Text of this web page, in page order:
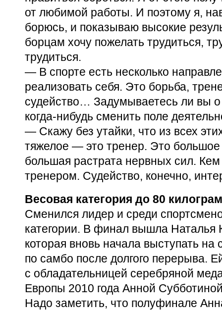
от любимой работы. И поэтому я,
борюсь, и показываю высокие
борцам хочу пожелать трудиться,
трудиться.
— В спорте есть несколько
реализовать себя. Это борьба,
судейство… Задумываетесь ли вы
когда-нибудь сменить поле
— Скажу без утайки, что из всех
тяжелое — это тренер. Это
большая растрата нервных сил.
тренером. Судейство, конечно,
Весовая категория до 80
Сменился лидер и среди
категории. В финал вышла Наталья
которая вновь начала выступать на
по самбо после долгого перерыва.
с обладательницей серебряной
Европы 2010 года Анной
Надо заметить, что полуфинале